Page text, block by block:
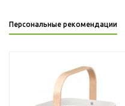
Персональные рекомендации